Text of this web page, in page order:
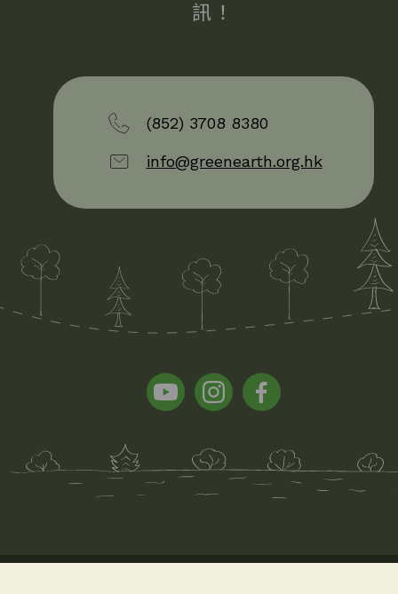
訊！
(852) 3708 8380
info@greenearth.org.hk